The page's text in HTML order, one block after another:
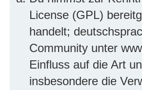
License (GPL)
handelt;
Community unter
Einfluss auf die Art
insbesondere die